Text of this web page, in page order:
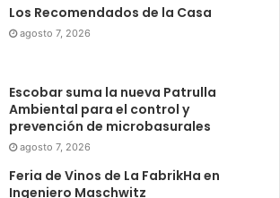
Los Recomendados de la Casa
agosto 7, 2026
Escobar suma la nueva Patrulla
Ambiental para el control y
prevención de microbasurales
agosto 7, 2026
Feria de Vinos de La FabrikHa en
Ingeniero Maschwitz